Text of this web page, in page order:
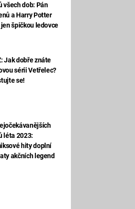
všech dob: Pán
a Harry Potter
špičkou ledovce
Jak dobře znáte
sérii Vetřelec?
se!
léta 2023:
hity doplní
akčních legend